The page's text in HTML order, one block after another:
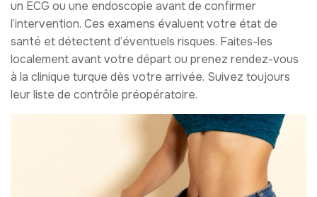
un ECG ou une endoscopie avant de confirmer
l’intervention. Ces examens évaluent votre état de
santé et détectent d’éventuels risques. Faites-les
localement avant votre départ ou prenez rendez-vous
à la clinique turque dès votre arrivée. Suivez toujours
leur liste de contrôle préopératoire.